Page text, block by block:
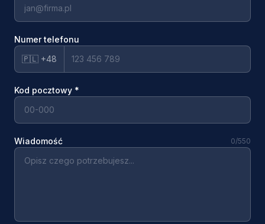
Numer telefonu
🇵🇱 +48
Kod pocztowy *
Wiadomość 0/550